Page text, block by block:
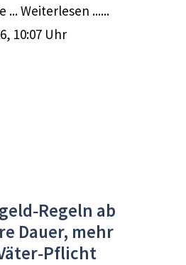
Weiterlesen ......
10:07 Uhr
ab
Dauer, mehr